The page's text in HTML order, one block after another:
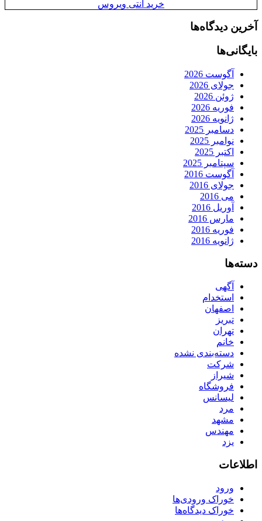
خرید آنتی ویروس
آخرین دیدگاه‌ها
بایگانی‌ها
آگوست 2026
جولای 2026
ژوئن 2026
فوریه 2026
ژانویه 2026
دسامبر 2025
نوامبر 2025
اکتبر 2025
سپتامبر 2025
آگوست 2016
جولای 2016
می 2016
آوریل 2016
مارس 2016
فوریه 2016
ژانویه 2016
دسته‌ها
آگهی
استخدام
اصفهان
تبریز
تهران
خانم
دسته‌بندی نشده
شرکت
شیراز
فروشگاه
لیسانس
مرد
مشهد
مهندس
یزد
اطلاعات
ورود
خوراک ورودی‌ها
خوراک دیدگاه‌ها